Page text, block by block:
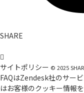
SHARE
サイトポリシー © 2025
FAQはZendesk社のサー
はお客様のクッキー情報